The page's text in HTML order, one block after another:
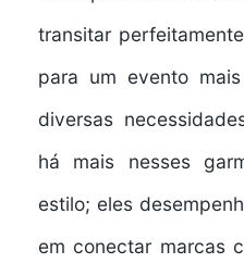
transitar
para um evento
diversas
há mais nesses
estilo; eles
em conectar marcas